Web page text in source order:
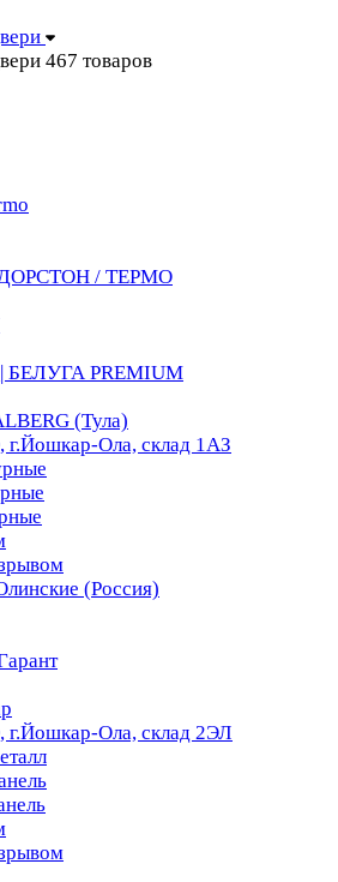
467 товаров
/ ТЕРМО
PREMIUM
(Тула)
г.Йошкар-Ола, склад 1АЗ
(Россия)
г.Йошкар-Ола, склад 2ЭЛ